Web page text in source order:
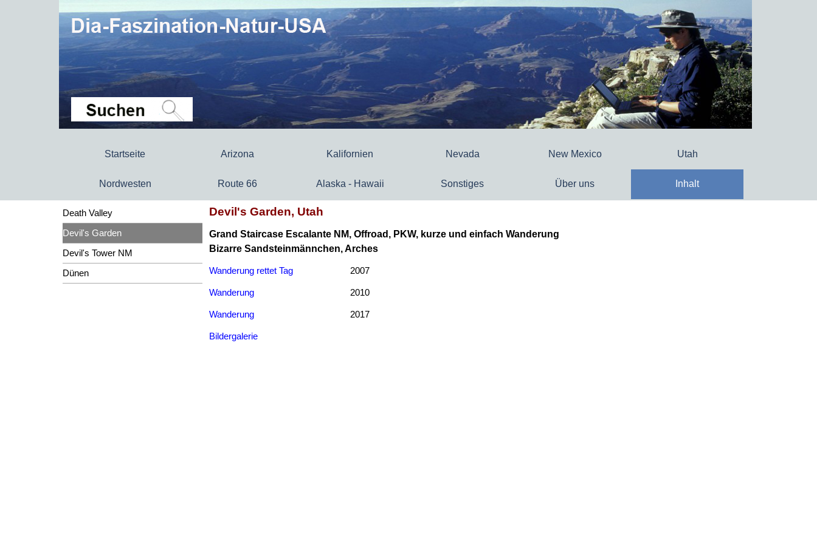
Startseite Arizona Kalifornien Nevada New Mexico Utah
Nordwesten Route 66 Alaska - Hawaii Sonstiges Über uns Inhalt
Death Valley
Devil's Garden
Devil's Tower NM
Dünen
Devil's Garden, Utah
Grand Staircase Escalante NM, Offroad, PKW, kurze und einfach Wanderung
Bizarre Sandsteinmännchen, Arches
Wanderung rettet Tag 2007
Wanderung 2010
Wanderung 2017
Bildergalerie